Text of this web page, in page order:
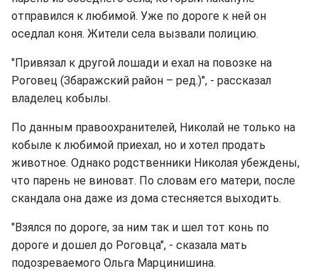
отправился к любимой. Уже по дороге к ней он
оседлал коня. Жители села вызвали полицию.
"Привязал к другой лошади и ехал на повозке на
Роговец (Збаражский район – ред.)", - рассказал
владелец кобылы.
По данным правоохранителей, Николай не только на
кобыле к любимой приехал, но и хотел продать
животное. Однако родственники Николая убеждены,
что парень не виноват. По словам его матери, после
скандала она даже из дома стесняется выходить.
"Взялся по дороге, за ним так и шел тот конь по
дороге и дошел до Роговца", - сказала мать
подозреваемого Ольга Марцинишина.